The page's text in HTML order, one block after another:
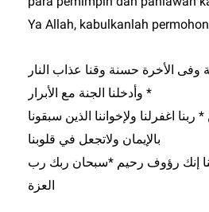
Ya Allah, kabulkanlah
وفى الأخرة حسنة وقنا عذاب النار
* وأدخلنا الجنة مع الأبرار
اغفرلنا ولإخواننا الذين سبقونا
بالإيمان ولاتجعل في قلوبنا
إنك رؤوف رحيم *سبحان ربك رب
العزة